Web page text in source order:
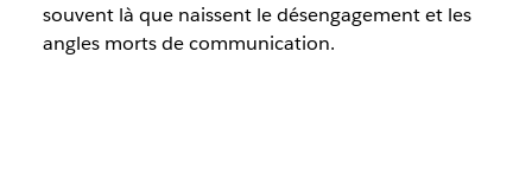
souvent là que naissent le désengagement et les
angles morts de communication.